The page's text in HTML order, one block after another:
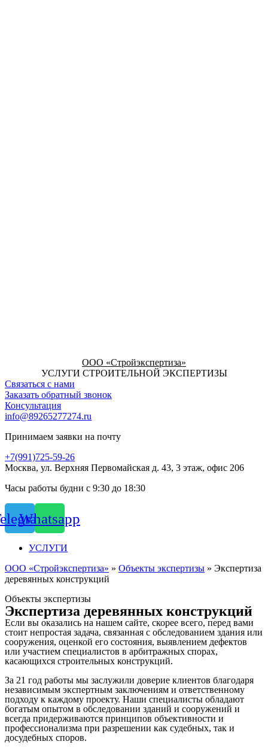
ООО «Стройэкспертиза»
УСЛУГИ СТРОИТЕЛЬНОЙ ЭКСПЕРТИЗЫ
Связаться с нами
Заказать обратный звонок
Консультация
info@89265277274.ru
Принимаем заявки на почту
+7(991)725-59-26
Москва, ул. Верхняя Первомайская д. 43, 3 этаж, офис 206
Часы работы будни с 9:30 до 18:30
Whatsapp
УСЛУГИ
ООО «Стройэкспертиза» » Объекты экспертизы » Экспертиза
деревянных конструкций
Объекты экспертизы
Экспертиза деревянных конструкций
Если вы оказались на нашем сайте, скорее всего, перед вами
стоит непростая задача, связанная с обследованием здания или
сооружения, оценкой его состояния, выявлением дефектов
или участием специалистов в арбитражных спорах,
касающихся строительных конструкций.
За 21 год работы мы заслужили доверие клиентов благодаря
независимым экспертным заключениям и ответственному
подходу к каждому проекту. Наши специалисты обладают
богатым опытом в обследовании зданий и сооружений и
всегда придерживаются принципов объективности и
профессионализма при разрешении как судебных, так и
досудебных споров.